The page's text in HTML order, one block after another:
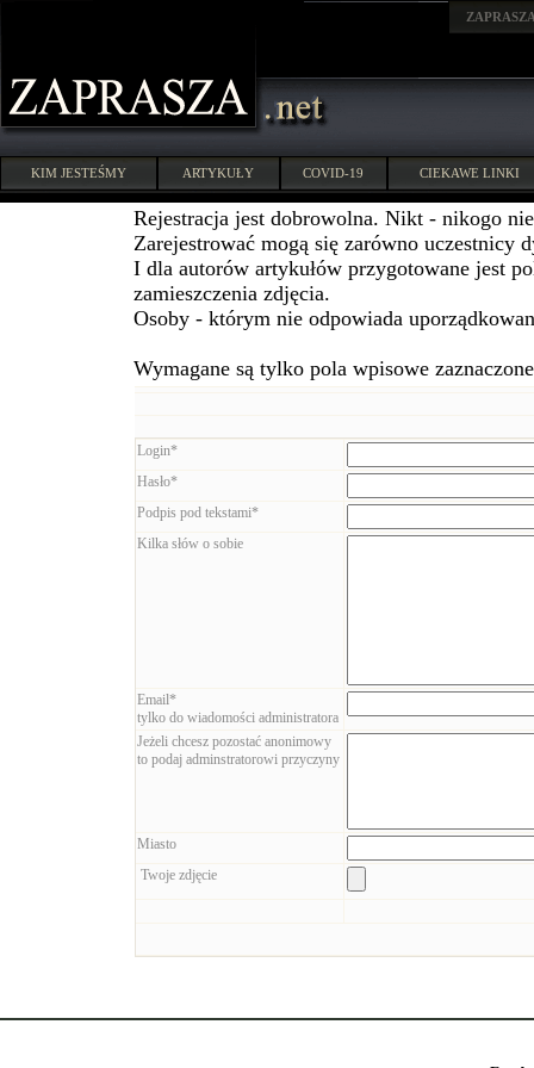
KIM JESTEŚMY ARTYKUŁY COVID-19 CIEKAWE LINKI
Rejestracja jest dobrowolna. Nikt - nikogo
Zarejestrować mogą się zarówno uczestnicy
I dla autorów artykułów przygotowane jest
zamieszczenia zdjęcia.
Osoby - którym nie odpowiada
Wymagane są tylko pola wpisowe
Login*
Hasło*
Podpis pod tekstami*
Kilka słów o sobie
Email*
tylko do wiadomości administratora
Jeżeli chcesz pozostać anonimowy
to podaj adminstratorowi przyczyny
Miasto
Twoje zdjęcie